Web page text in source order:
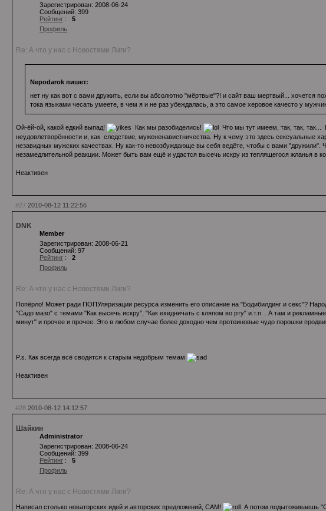
Зарегистрирован: 2008-06-24
Сообщений: 399
Рейтинг : 5
Профиль
Re: А что у нас с Новостями Лиги?
Nepodarok пишет:
нет ну как вот с вами дружить, если вы абсолютно "мёртвые"?! и сайт ваш мертвый... хочется
тока языками чесать умеете, в чем я и не раз убеждалась, а это самое херовое качесто у
Ой-ёй-ой, какой едкий выпад! Как мы разобиделись! Что мы тут имеем, так, так,
неудовлетворённости и, как следствие, мужененавистничества. Ну к чему это здесь сексуальные
незавидных мужских качествах. Ну как-то невозбуждающе вы себя ведёте, чтобы с вами "дружили".
незамедлительной реакции. Может быть вам ещё и удастся высечь искру из теплящегося жланья в
Неактивен
#27 2010-08-12 11:22:56
DNK
Member
Зарегистрирован: 2008-06-21
Сообщений: 97
Рейтинг : 2
Профиль
Re: А что у нас с Новостями Лиги?
Попёрло! Может ради ПОПУляризации ресурса изменить его описание на "Бодибилдинг и секс"?
"Садо мазо" с темами "Как высечь искру", "Как ехидничать с кляпом во рту" и.т.п. . А там и
минут" и прочее и прочее. Это в любом случае более доходно чем протеиновые чудо порошки
P.s. Как всегда всё сводится к старым недобрым темам
Неактивен
#28 2010-08-12 14:12:57
Шайкин
Administrator
Зарегистрирован: 2008-06-24
Сообщений: 399
Рейтинг : 5
Профиль
Re: А что у нас с Новостями Лиги?
Написал столько новаторских идей и авторских предложений, САМ! А потом подытоживаешь